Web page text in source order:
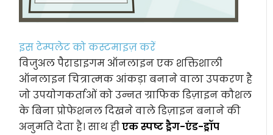
इस टेम्पलेट को कस्टमाइज़ करें
विजुअल पैराडाइगम ऑनलाइन एक शक्तिशाली
ऑनलाइन चित्रात्मक आंकड़ा बनाने वाला उपकरण है
जो उपयोगकर्ताओं को उन्नत ग्राफिक डिज़ाइन कौशल
के बिना प्रोफेशनल दिखने वाले डिज़ाइन बनाने की
अनुमति देता है। साथ हीएक स्पष्ट ड्रैग-एंड-ड्रॉप